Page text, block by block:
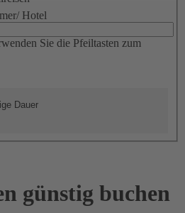
Hotel
Sie die Pfeiltasten zum
Dauer
günstig buchen